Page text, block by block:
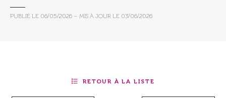
PUBLIÉ LE 06/05/2026 – MIS À JOUR LE 03/06/2026
RETOUR À LA LISTE